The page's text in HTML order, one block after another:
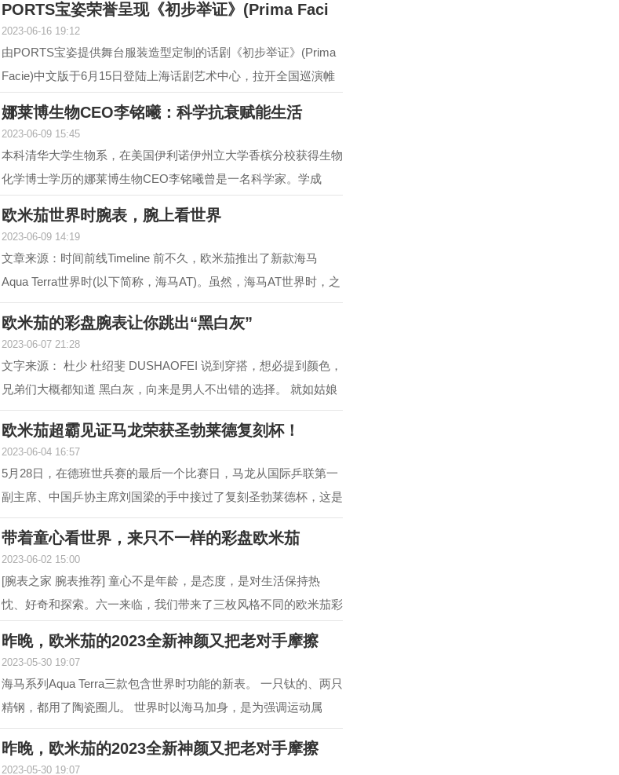
PORTS宝姿荣誉呈现《初步举证》(Prima Faci
2023-06-16 19:12
由PORTS宝姿提供舞台服装造型定制的话剧《初步举证》(Prima
Facie)中文版于6月15日登陆上海话剧艺术中心，拉开全国巡演帷
娜莱博生物CEO李铭曦：科学抗衰赋能生活
2023-06-09 15:45
本科清华大学生物系，在美国伊利诺伊州立大学香槟分校获得生物
化学博士学历的娜莱博生物CEO李铭曦曾是一名科学家。学成
欧米茄世界时腕表，腕上看世界
2023-06-09 14:19
文章来源：时间前线Timeline 前不久，欧米茄推出了新款海马
Aqua Terra世界时(以下简称，海马AT)。虽然，海马AT世界时，之
前在2017年就...
欧米茄的彩盘腕表让你跳出“黑白灰”
2023-06-07 21:28
文字来源： 杜少 杜绍斐 DUSHAOFEI 说到穿搭，想必提到颜色，
兄弟们大概都知道 黑白灰，向来是男人不出错的选择。 就如姑娘
往往形容一...
欧米茄超霸见证马龙荣获圣勃莱德复刻杯！
2023-06-04 16:57
5月28日，在德班世兵赛的最后一个比赛日，马龙从国际乒联第一
副主席、中国乒协主席刘国梁的手中接过了复刻圣勃莱德杯，这是
对他从2015...
带着童心看世界，来只不一样的彩盘欧米茄
2023-06-02 15:00
[腕表之家 腕表推荐] 童心不是年龄，是态度，是对生活保持热
忱、好奇和探索。六一来临，我们带来了三枚风格不同的欧米茄彩
昨晚，欧米茄的2023全新神颜又把老对手摩擦
2023-05-30 19:07
海马系列Aqua Terra三款包含世界时功能的新表。 一只钛的、两只
精钢，都用了陶瓷圈儿。 世界时以海马加身，是为强调运动属
性。约定俗成...
昨晚，欧米茄的2023全新神颜又把老对手摩擦
2023-05-30 19:07